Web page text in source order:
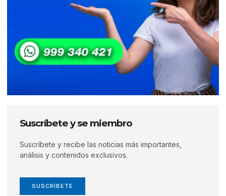
Suscríbete y se miembro
Suscríbete y recibe las noticias más importantes,
análisis y contenidos exclusivos.
SUSCRÍBETE